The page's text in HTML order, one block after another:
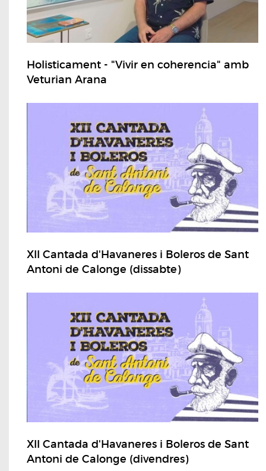
Holisticament - "Vivir en coherencia" amb
Veturian Arana
XII Cantada d'Havaneres i Boleros de Sant
Antoni de Calonge (dissabte)
XII Cantada d'Havaneres i Boleros de Sant
Antoni de Calonge (divendres)